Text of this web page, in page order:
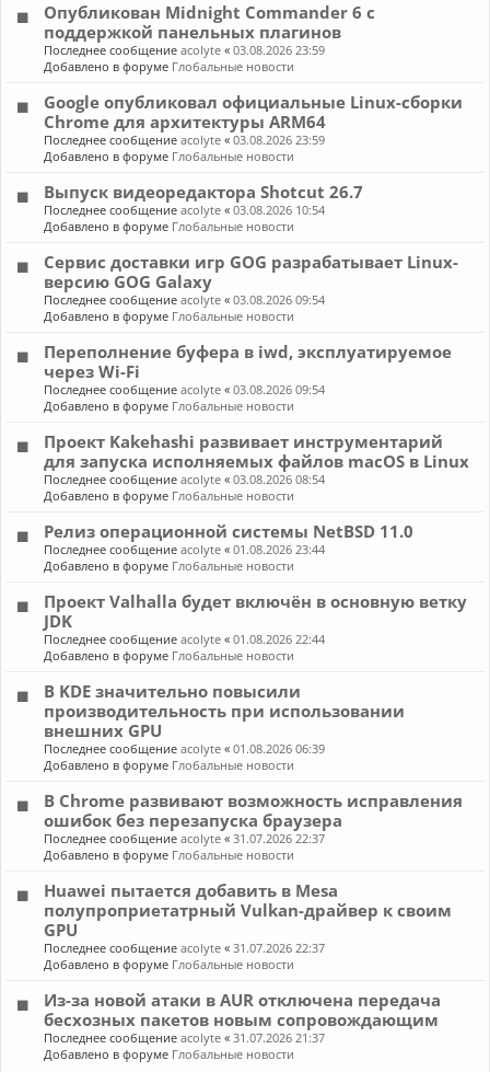
Опубликован Midnight Commander 6 c
поддержкой панельных плагинов
Последнее сообщениеacolyte «03.08.2026 23:59
Добавлено в форуме Глобальные новости
Google опубликовал официальные Linux-сборки
Chrome для архитектуры ARM64
Последнее сообщениеacolyte «03.08.2026 23:59
Добавлено в форуме Глобальные новости
Выпуск видеоредактора Shotcut 26.7
Последнее сообщениеacolyte «03.08.2026 10:54
Добавлено в форуме Глобальные новости
Сервис доставки игр GOG разрабатывает Linux-
версию GOG Galaxy
Последнее сообщениеacolyte «03.08.2026 09:54
Добавлено в форуме Глобальные новости
Переполнение буфера в iwd, эксплуатируемое
через Wi-Fi
Последнее сообщениеacolyte «03.08.2026 09:54
Добавлено в форуме Глобальные новости
Проект Kakehashi развивает инструментарий
для запуска исполняемых файлов macOS в Linux
Последнее сообщениеacolyte «03.08.2026 08:54
Добавлено в форуме Глобальные новости
Релиз операционной системы NetBSD 11.0
Последнее сообщениеacolyte «01.08.2026 23:44
Добавлено в форуме Глобальные новости
Проект Valhalla будет включён в основную ветку
JDK
Последнее сообщениеacolyte «01.08.2026 22:44
Добавлено в форуме Глобальные новости
В KDE значительно повысили
производительность при использовании
внешних GPU
Последнее сообщениеacolyte «01.08.2026 06:39
Добавлено в форуме Глобальные новости
В Chrome развивают возможность исправления
ошибок без перезапуска браузера
Последнее сообщениеacolyte «31.07.2026 22:37
Добавлено в форуме Глобальные новости
Huawei пытается добавить в Mesa
полупроприетатрный Vulkan-драйвер к своим
GPU
Последнее сообщениеacolyte «31.07.2026 22:37
Добавлено в форуме Глобальные новости
Из-за новой атаки в AUR отключена передача
бесхозных пакетов новым сопровождающим
Последнее сообщениеacolyte «31.07.2026 21:37
Добавлено в форуме Глобальные новости